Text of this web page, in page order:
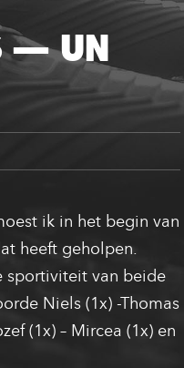
— UN
ik in het begin van
heeft geholpen.
sportiviteit van beide
Niels (1x) -Thomas
(1x) – Mircea (1x) en